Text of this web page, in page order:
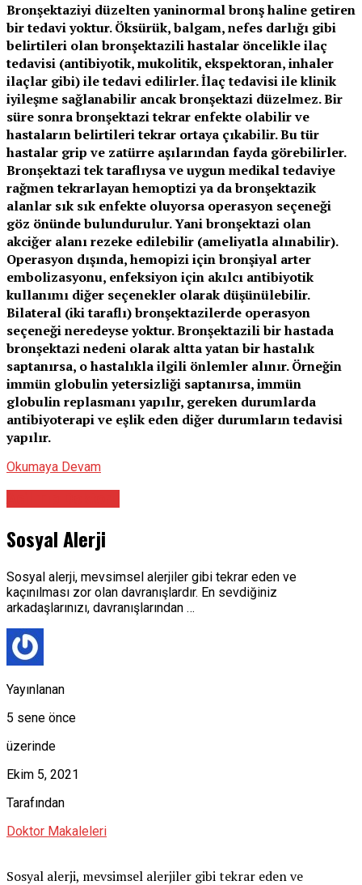
Bronşektaziyi düzelten yaninormal bronş haline getiren
bir tedavi yoktur. Öksürük, balgam, nefes darlığı gibi
belirtileri olan bronşektazili hastalar öncelikle ilaç
tedavisi (antibiyotik, mukolitik, ekspektoran, inhaler
ilaçlar gibi) ile tedavi edilirler. İlaç tedavisi ile klinik
iyileşme sağlanabilir ancak bronşektazi düzelmez. Bir
süre sonra bronşektazi tekrar enfekte olabilir ve
hastaların belirtileri tekrar ortaya çıkabilir. Bu tür
hastalar grip ve zatürre aşılarından fayda görebilirler.
Bronşektazi tek taraflıysa ve uygun medikal tedaviye
rağmen tekrarlayan hemoptizi ya da bronşektazik
alanlar sık sık enfekte oluyorsa operasyon seçeneği
göz önünde bulundurulur. Yani bronşektazi olan
akciğer alanı rezeke edilebilir (ameliyatla alınabilir).
Operasyon dışında, hemopizi için bronşiyal arter
embolizasyonu, enfeksiyon için akılcı antibiyotik
kullanımı diğer seçenekler olarak düşünülebilir.
Bilateral (iki taraflı) bronşektazilerde operasyon
seçeneği neredeyse yoktur. Bronşektazili bir hastada
bronşektazi nedeni olarak altta yatan bir hastalık
saptanırsa, o hastalıkla ilgili önlemler alınır. Örneğin
immün globulin yetersizliği saptanırsa, immün
globulin replasmanı yapılır, gereken durumlarda
antibiyoterapi ve eşlik eden diğer durumların tedavisi
yapılır.
Okumaya Devam
Sosyal Alerji
Sosyal alerji, mevsimsel alerjiler gibi tekrar eden ve
kaçınılması zor olan davranışlardır. En sevdiğiniz
arkadaşlarınızı, davranışlarından …
Yayınlanan
5 sene önce
üzerinde
Ekim 5, 2021
Tarafından
Doktor Makaleleri
Sosyal alerji, mevsimsel alerjiler gibi tekrar eden ve